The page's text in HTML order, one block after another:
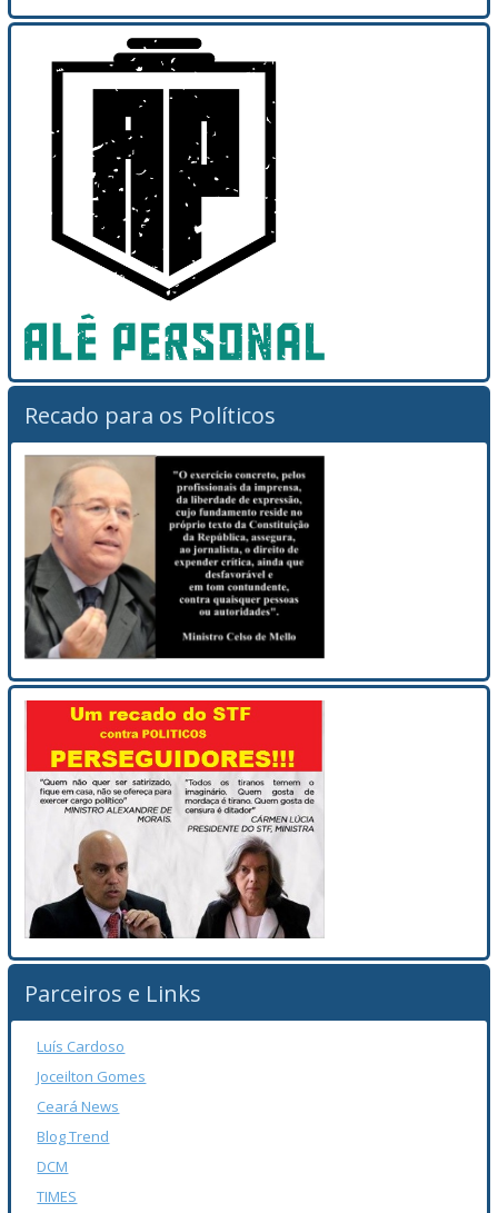
Recado para os Políticos
Parceiros e Links
Luís Cardoso
Joceilton Gomes
Ceará News
Blog Trend
DCM
TIMES